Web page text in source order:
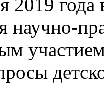
2019
научно-